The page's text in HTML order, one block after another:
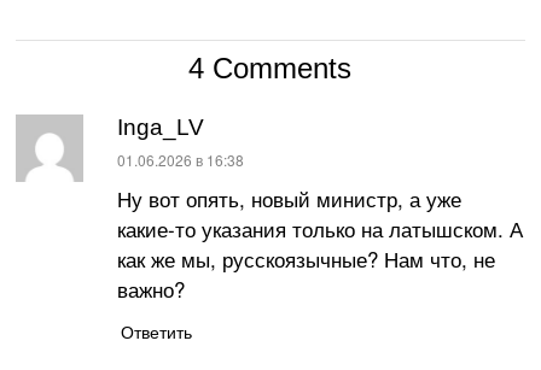
4 Comments
Inga_LV
:
01.06.2026 в 16:38
Ну вот опять, новый министр, а уже
какие-то указания только на латышском. А
как же мы, русскоязычные? Нам что, не
важно?
Ответить